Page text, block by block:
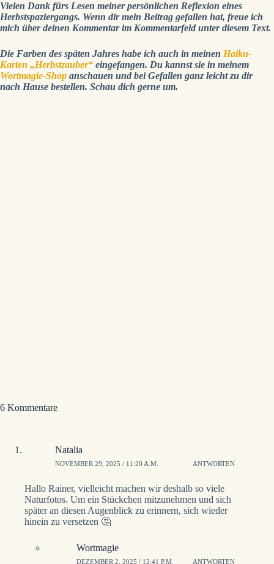
Vielen Dank fürs Lesen meiner persönlichen Reflexion eines
Herbstspaziergangs. Wenn dir mein Beitrag gefallen hat, freue ich
mich über deinen Kommentar im Kommentarfeld unter diesem Text.
Die Farben des späten Jahres habe ich auch in meinen Haiku-
Karten „Herbstzauber“ eingefangen. Du kannst sie in meinem
Wortmagie-Shop anschauen und bei Gefallen ganz leicht zu dir
nach Hause bestellen. Schau dich gerne um.
6 Kommentare
Natalia
NOVEMBER 29, 2025 / 11:20 A.M. ANTWORTEN
Hallo Rainer, vielleicht machen wir deshalb so viele
Naturfotos. Um ein Stückchen mitzunehmen und sich
später an diesen Augenblick zu erinnern, sich wieder
hinein zu versetzen 🤔
Wortmagie
DEZEMBER 2, 2025 / 12:41 P.M. ANTWORTEN